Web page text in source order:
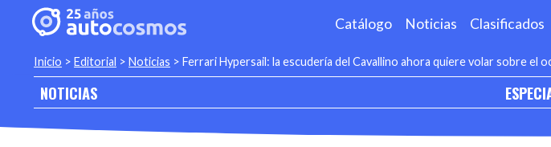
Catálogo Noticias Clasificados
Inicio > Editorial > Noticias > Ferrari Hypersail: la escudería del Cavallino ahora quiere volar sobre el
NOTICIAS